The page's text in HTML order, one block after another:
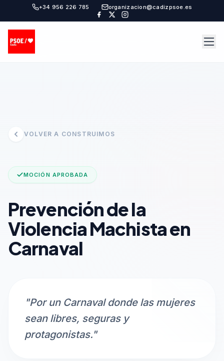
+34 956 226 785 organizacion@cadizpsoe.es
VOLVER A CONSTRUIMOS
MOCIÓN APROBADA
Prevención de la
Violencia Machista en
Carnaval
"Por un Carnaval donde las mujeres
sean libres, seguras y
protagonistas."